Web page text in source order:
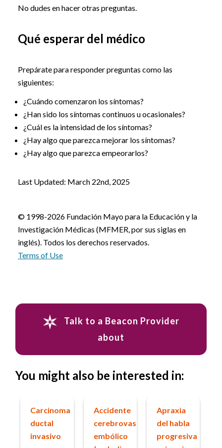
No dudes en hacer otras preguntas.
Qué esperar del médico
Prepárate para responder preguntas como las
siguientes:
¿Cuándo comenzaron los síntomas?
¿Han sido los síntomas continuos u ocasionales?
¿Cuál es la intensidad de los síntomas?
¿Hay algo que parezca mejorar los síntomas?
¿Hay algo que parezca empeorarlos?
Last Updated: March 22nd, 2025
© 1998-2026 Fundación Mayo para la Educación y la
Investigación Médicas (MFMER, por sus siglas en
inglés). Todos los derechos reservados.
Terms of Use
Talk to a Beacon Provider
about
You might also be interested in:
Carcinoma
ductal
invasivo
Accidente
cerebrovascular
embólico
Apraxia
del habla
progresiva